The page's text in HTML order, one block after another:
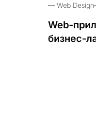
Web Design
Web-
бизнес-